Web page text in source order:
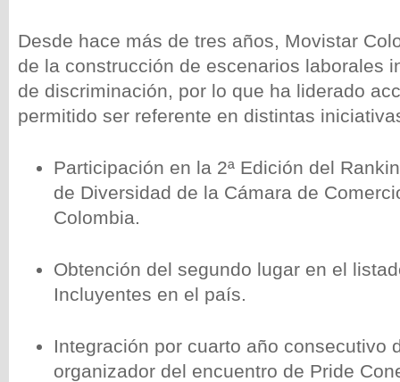
Desde hace más de tres años, Movistar
de la construcción de escenarios laborales
de discriminación, por lo que ha liderado
permitido ser referente en distintas
Participación en la 2ª Edición del
de Diversidad de la Cámara de
Colombia.
Obtención del segundo lugar en el
Incluyentes en el país.
Integración por cuarto año consecutivo
organizador del encuentro de Pride